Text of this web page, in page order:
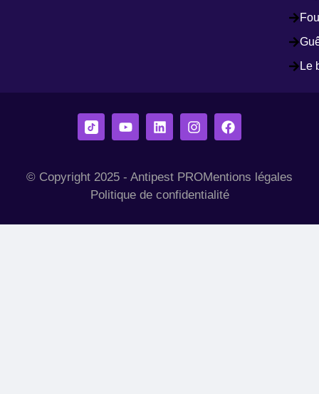
Le
© Copyright 2025 - Antipest PROMentions légales
Politique de confidentialité